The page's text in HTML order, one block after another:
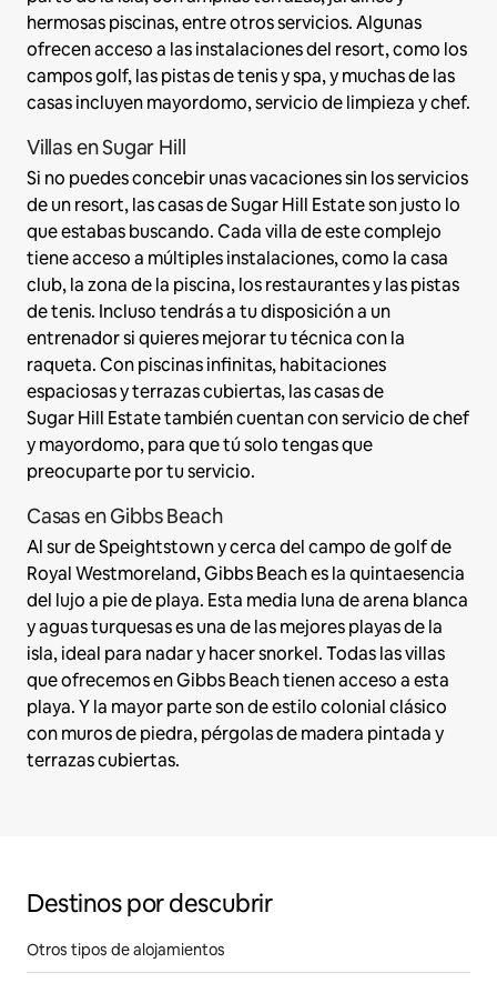
hermosas piscinas, entre otros servicios. Algunas
ofrecen acceso a las instalaciones del resort, como los
campos golf, las pistas de tenis y spa, y muchas de las
casas incluyen mayordomo, servicio de limpieza y chef.
Villas en Sugar Hill
Si no puedes concebir unas vacaciones sin los servicios
de un resort, las casas de Sugar Hill Estate son justo lo
que estabas buscando. Cada villa de este complejo
tiene acceso a múltiples instalaciones, como la casa
club, la zona de la piscina, los restaurantes y las pistas
de tenis. Incluso tendrás a tu disposición a un
entrenador si quieres mejorar tu técnica con la
raqueta. Con piscinas infinitas, habitaciones
espaciosas y terrazas cubiertas, las casas de
Sugar Hill Estate también cuentan con servicio de chef
y mayordomo, para que tú solo tengas que
preocuparte por tu servicio.
Casas en Gibbs Beach
Al sur de Speightstown y cerca del campo de golf de
Royal Westmoreland, Gibbs Beach es la quintaesencia
del lujo a pie de playa. Esta media luna de arena blanca
y aguas turquesas es una de las mejores playas de la
isla, ideal para nadar y hacer snorkel. Todas las villas
que ofrecemos en Gibbs Beach tienen acceso a esta
playa. Y la mayor parte son de estilo colonial clásico
con muros de piedra, pérgolas de madera pintada y
terrazas cubiertas.
Destinos por descubrir
Otros tipos de alojamientos